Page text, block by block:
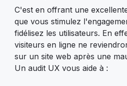
C'est en offrant une
que vous stimulez
fidélisez les utilisateurs. En
visiteurs en ligne ne
sur un site web après une
Un audit UX vous aide à :